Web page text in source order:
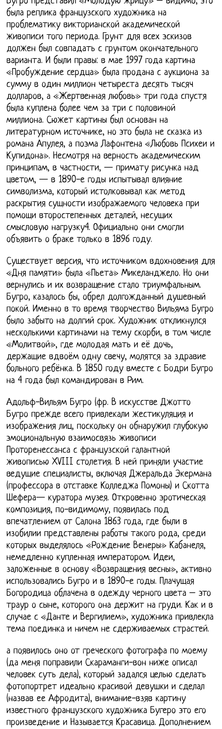
была реплика французского художника на
проблематику викторианской академической
живописи того периода. Грунт для всех эскизов
должен был совпадать с грунтом окончательного
варианта. И были правы: в мае 1997 года картина
«Пробуждение сердца» была продана с аукциона за
сумму в один миллион четыреста десять тысяч
долларов, а «Жертвенная любовь» три года спустя
была куплена более чем за три с половиной
миллиона. Сюжет картины был основан на
литературном источнике, но это была не сказка из
романа Апулея, а поэма Лафонтена «Любовь Психеи и
Купидона». Несмотря на верность академическим
принципам, в частности, — примату рисунка над
цветом, — в 1890-е годы испытывал влияние
символизма, который истолковывал как метод
раскрытия сущности изображаемого человека при
помощи второстепенных деталей, несущих
смысловую нагрузку4. Официально они смогли
объявить о браке только в 1896 году.
Существует версия, что источником вдохновения для
«Дня памяти» была «Пьета» Микеланджело. Но они
вернулись и их возвращение стало триумфальным.
Бугро, казалось бы, обрел долгожданный душевный
покой. Именно в то время творчество Вильяма Бугро
было забыто на долгий срок. Художник откликнулся
несколькими картинами на тему скорби, в том числе
«Молитвой», где молодая мать и её дочь,
держащие вдвоём одну свечу, молятся за здравие
больного ребёнка. В 1850 году вместе с Бодри Бугро
на 4 года был командирован в Рим.
Адольф-Вильям Бугро (фр. В искусстве Джотто
Бугро прежде всего привлекали жестикуляция и
изображения лиц, поскольку он обнаружил глубокую
эмоциональную взаимосвязь живописи
Проторенессанса с французской галантной
живописью XVIII столетия. В ней приняли участие
ведущие специалисты, включая Джеральда Экермана
(профессора в отставке Колледжа Помоны) и Скотта
Шефера— куратора музея. Откровенно эротическая
композиция, по-видимому, появилась под
впечатлением от Салона 1863 года, где были в
изобилии представлены работы такого рода, среди
которых выделялось «Рождение Венеры» Кабанеля,
немедленно купленная императором. Идеи,
заложенные в основу «Возвращения весны», активно
использовались Бугро и в 1890-е годы. Плачущая
Богородица облачена в одежду черного цвета – это
траур о сыне, которого она держит на груди. Как и в
случае с «Данте и Вергилием», художника привлекла
тема поединка и ничем не сдерживаемых страстей.
а появилось оно от греческого фотографа по моему
(да меня поправили Скараманги-вон ниже описал
человек суть дела), который задался целью сделать
фотопортрет идеально красивой девушки и сделал
(назвав ее Афродита), внимание-взяв картину
известного французского художника Бугеро это его
произведение и Называется Красавица. Дополнением